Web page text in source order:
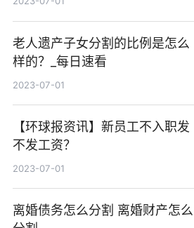
老人遗产子女分割的比例是怎么
样的？_每日速看
2023-07-01
【环球报资讯】新员工不入职发
不发工资？
2023-07-01
离婚债务怎么分割 离婚财产怎么